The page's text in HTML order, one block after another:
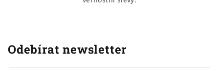
Odebírat newsletter